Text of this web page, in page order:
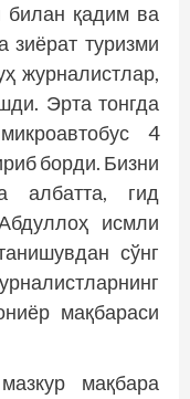
билан қадим ва
зиёрат туризми
журналистлар,
Эрта тонгда
4
борди. Бизни
албатта, гид
исмли
сўнг
мақбараси
мақбара